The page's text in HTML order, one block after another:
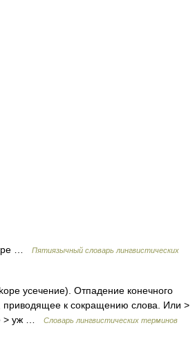
…
Пятиязычный словарь лингвистических
усечение). Отпадение конечного
приводящее к сокращению слова. Или >
> уж …
Словарь лингвистических терминов